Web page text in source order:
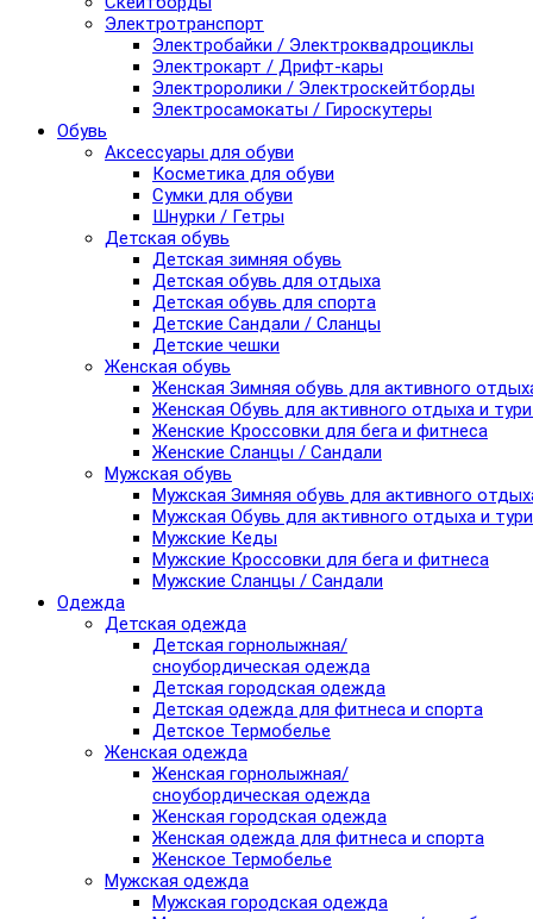
Электротранспорт
Электробайки / Электроквадроциклы
Электрокарт / Дрифт-кары
Электроролики / Электроскейтборды
Электросамокаты / Гироскутеры
Обувь
Аксессуары для обуви
Косметика для обуви
Сумки для обуви
Шнурки / Гетры
Детская обувь
Детская зимняя обувь
Детская обувь для отдыха
Детская обувь для спорта
Детские Сандали / Сланцы
Детские чешки
Женская обувь
Женская Зимняя обувь для активного
Женская Обувь для активного отдыха и
Женские Кроссовки для бега и фитнеса
Женские Сланцы / Сандали
Мужская обувь
Мужская Зимняя обувь для активного
Мужская Обувь для активного отдыха и
Мужские Кеды
Мужские Кроссовки для бега и фитнеса
Мужские Сланцы / Сандали
Одежда
Детская одежда
Детская горнолыжная/
сноубордическая одежда
Детская городская одежда
Детская одежда для фитнеса и спорта
Детское Термобелье
Женская одежда
Женская горнолыжная/
сноубордическая одежда
Женская городская одежда
Женская одежда для фитнеса и спорта
Женское Термобелье
Мужская одежда
Мужская городская одежда